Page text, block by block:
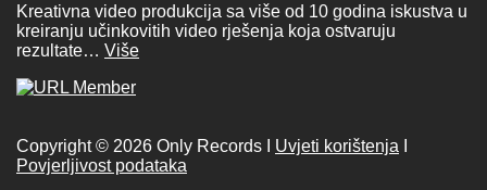
Kreativna video produkcija sa više od 10 godina iskustva u
kreiranju učinkovitih video rješenja koja ostvaruju
rezultate… Više
Copyright © 2026 Only Records I Uvjeti korištenja
Povjerljivost podataka